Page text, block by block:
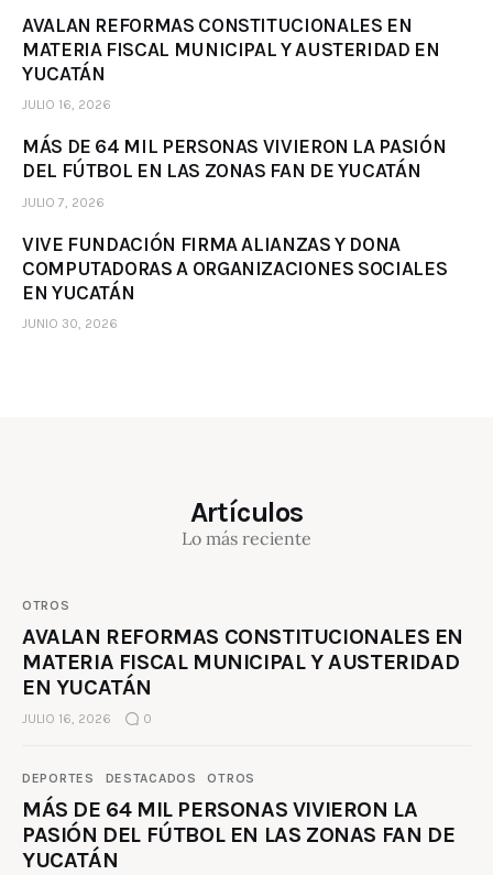
AVALAN REFORMAS CONSTITUCIONALES EN
MATERIA FISCAL MUNICIPAL Y AUSTERIDAD EN
YUCATÁN
JULIO 16, 2026
MÁS DE 64 MIL PERSONAS VIVIERON LA PASIÓN
DEL FÚTBOL EN LAS ZONAS FAN DE YUCATÁN
JULIO 7, 2026
VIVE FUNDACIÓN FIRMA ALIANZAS Y DONA
COMPUTADORAS A ORGANIZACIONES SOCIALES
EN YUCATÁN
JUNIO 30, 2026
Artículos
Lo más reciente
OTROS
AVALAN REFORMAS CONSTITUCIONALES EN
MATERIA FISCAL MUNICIPAL Y AUSTERIDAD
EN YUCATÁN
JULIO 16, 2026 0
DEPORTES DESTACADOS OTROS
MÁS DE 64 MIL PERSONAS VIVIERON LA
PASIÓN DEL FÚTBOL EN LAS ZONAS FAN DE
YUCATÁN